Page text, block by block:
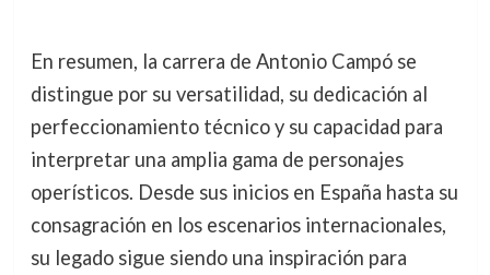
En resumen, la carrera de Antonio Campó se
distingue por su versatilidad, su dedicación al
perfeccionamiento técnico y su capacidad para
interpretar una amplia gama de personajes
operísticos. Desde sus inicios en España hasta su
consagración en los escenarios internacionales,
su legado sigue siendo una inspiración para